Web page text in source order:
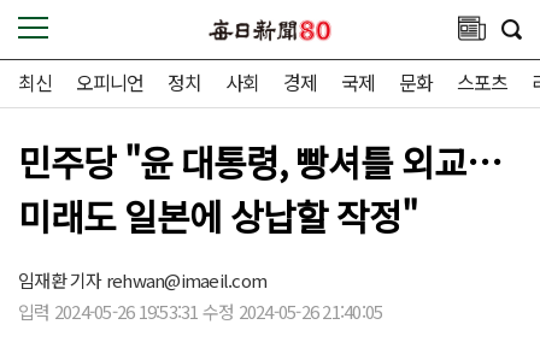
최신 오피니언 정치 사회 경제 국제 문화 스포츠
민주당 "윤 대통령, 빵셔틀 외교…
미래도 일본에 상납할 작정"
임재환 기자rehwan@imaeil.com
입력 2024-05-26 19:53:31 수정 2024-05-26 21:40:05